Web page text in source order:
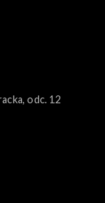
odc. 12